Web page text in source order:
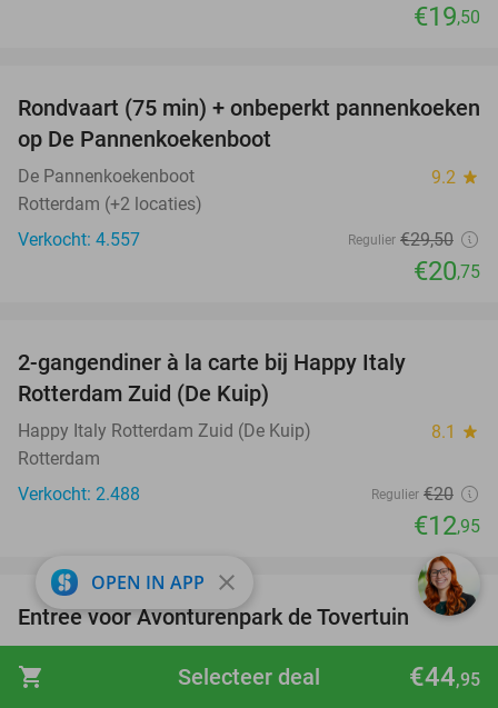
shopping_cart €44,95
Selecteer deal
€19,50
30%
Rondvaart (75 min) + onbeperkt pannenkoeken
op De Pannenkoekenboot
De Pannenkoekenboot 9.2 star
Rotterdam (+2 locaties)
Verkocht: 4.557
Regulier €29,50
€20,75
2-gangendiner à la carte bij Happy Italy
Rotterdam Zuid (De Kuip)
Happy Italy Rotterdam Zuid (De Kuip) 8.1 star
Rotterdam
Verkocht: 2.488
Regulier €20
€12,95
34%
favorite_border
Entree voor Avonturenpark de Tovertuin
Hoogerheide
OPEN IN APP close